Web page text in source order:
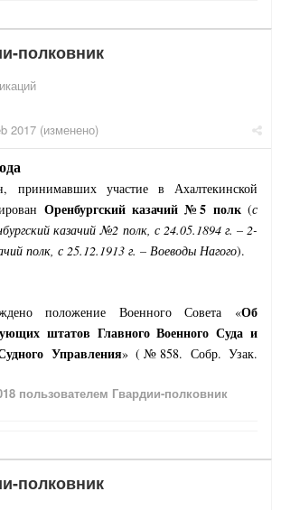
полковник
2017 (изменено)
принимавших участие в Ахалтекинской
Оренбургский казачий №5 полк(с
казачий №2 полк, с 24.05.1894 г. – 2-
полк, с 25.12.1913 г. – Воеводы Нагого).
положение Военного Совета «Об
штатов Главного Военного Суда и
Управления» (№858. Собр. Узак.
пользователем Гвардии-полковник
полковник